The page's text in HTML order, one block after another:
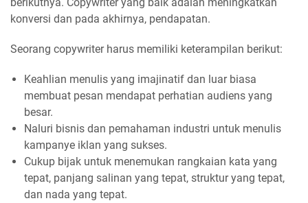
konversi dan pada akhirnya, pendapatan.
Seorang copywriter harus memiliki keterampilan berikut:
Keahlian menulis yang imajinatif dan luar biasa
membuat pesan mendapat perhatian audiens yang
besar.
Naluri bisnis dan pemahaman industri untuk menulis
kampanye iklan yang sukses.
Cukup bijak untuk menemukan rangkaian kata yang
tepat, panjang salinan yang tepat, struktur yang tepat,
dan nada yang tepat.